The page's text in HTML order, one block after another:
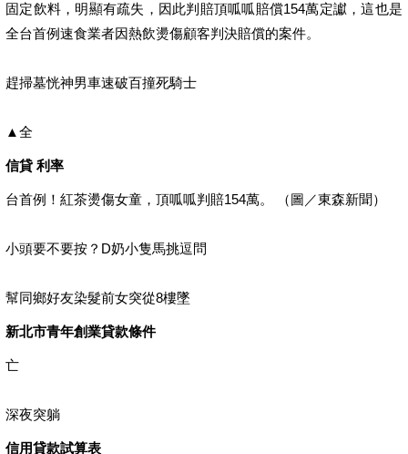
固定飲料，明顯有疏失，因此判賠頂呱呱賠償154萬定讞，這也是
全台首例速食業者因熱飲燙傷顧客判決賠償的案件。
趕掃墓恍神男車速破百撞死騎士
▲全
信貸 利率
台首例！紅茶燙傷女童，頂呱呱判賠154萬。 （圖／東森新聞）
小頭要不要按？D奶小隻馬挑逗問
幫同鄉好友染髮前女突從8樓墜
新北市青年創業貸款條件
亡
深夜突躺
信用貸款試算表